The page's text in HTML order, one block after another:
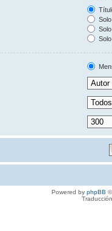
Powered by phpBB